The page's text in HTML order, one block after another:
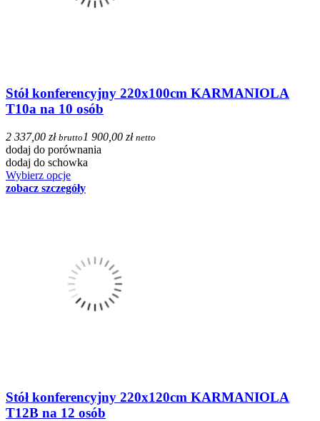
Stół konferencyjny 220x100cm KARMANIOLA
T10a na 10 osób
2 337,00 zł brutto 1 900,00 zł netto
dodaj do porównania
dodaj do schowka
Wybierz opcje
zobacz szczegóły
Stół konferencyjny 220x120cm KARMANIOLA
T12B na 12 osób